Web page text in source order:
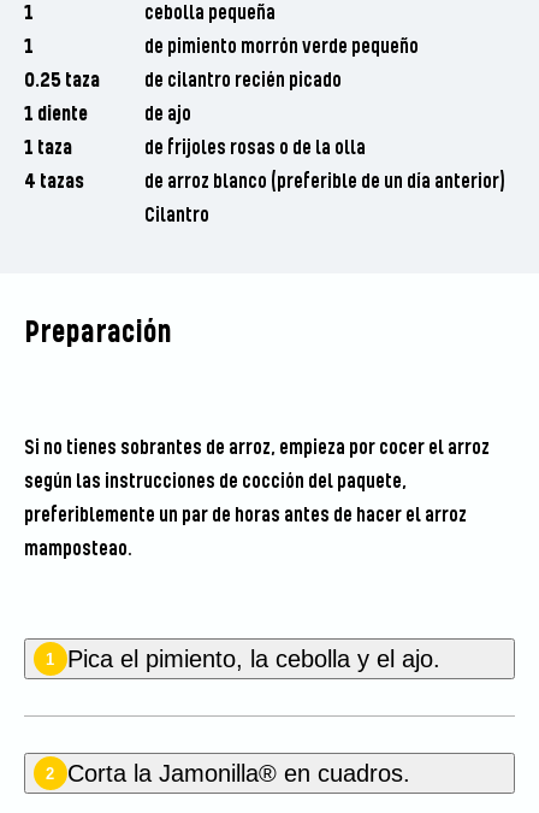
1
cebolla pequeña
1
de pimiento morrón verde pequeño
0.25 taza
de cilantro recién picado
1 diente
de ajo
1 taza
de frijoles rosas o de la olla
4 tazas
de arroz blanco (preferible de un día anterior)
Cilantro
Preparación
Si no tienes sobrantes de arroz, empieza por cocer el arroz
según las instrucciones de cocción del paquete,
preferiblemente un par de horas antes de hacer el arroz
mamposteao.
1 Pica el pimiento, la cebolla y el ajo.
2 Corta la Jamonilla® en cuadros.